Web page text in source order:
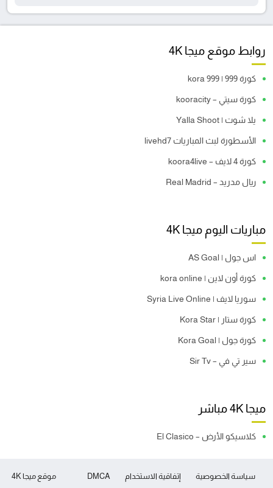
روابط موقع ميجا 4K
كورة 999 | kora 999
كورة سيتي – kooracity
يلا شوت | Yalla Shoot
الأسطورة لبث المباريات livehd7
كورة 4 لايف – koora4live
ريال مدريد – Real Madrid
مباريات اليوم ميجا 4K
اس جول | AS Goal
كورة أون لاين | kora online
سوريا لايف | Syria Live Online
كورة ستار | Kora Star
كورة جول | Kora Goal
سير تي في – Sir Tv
ميجا 4K مباشر
كلاسيكو الأرض – El Clasico
موقع ميجا 4K سياسة الخصوصية إتفاقية الاستخدام DMCA